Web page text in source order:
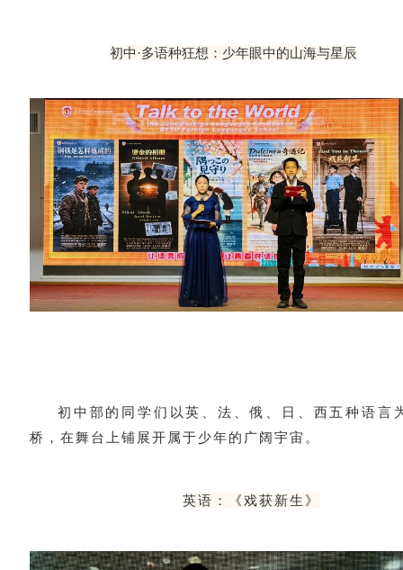
初中·多语种狂想：少年眼中的山海与星辰
初中部的同学们以英、法、俄、日、西五种语言
桥，在舞台上铺展开属于少年的广阔宇宙。
英语：《戏获新生》